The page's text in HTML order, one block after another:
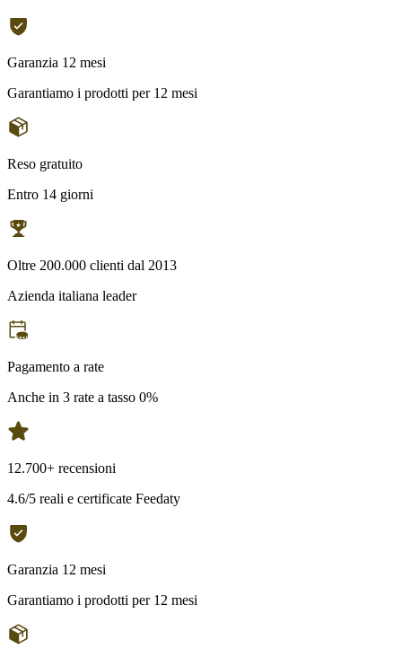
Garanzia 12 mesi
Garantiamo i prodotti per 12 mesi
Reso gratuito
Entro 14 giorni
Oltre 200.000 clienti dal 2013
Azienda italiana leader
Pagamento a rate
Anche in 3 rate a tasso 0%
12.700+ recensioni
4.6/5 reali e certificate Feedaty
Garanzia 12 mesi
Garantiamo i prodotti per 12 mesi